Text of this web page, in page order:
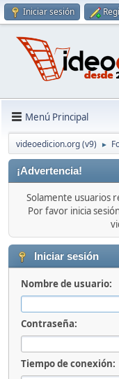
Iniciar sesión
Menú Principal
videoedicion.org (v9) ►
¡Advertencia!
Solamente usuarios
Por favor inicia
Iniciar sesión
Nombre de usuario:
Contraseña:
Tiempo de conexión: